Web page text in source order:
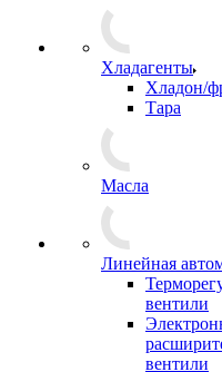
Хладагенты
Хладон/
Тара
Масла
Линейная
вентили
вентили